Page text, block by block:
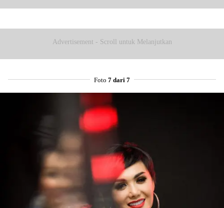
Masyarakat
Advertisement - Scroll untuk Melanjutkan
Foto 7 dari 7